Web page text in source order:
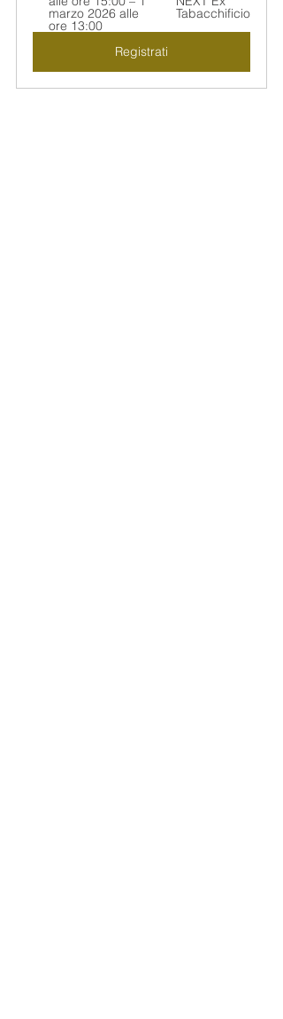
marzo 2026 alle
ore 13:00
Tabacchificio
Registrati